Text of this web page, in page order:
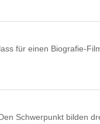
für einen Biografie-
Schwerpunkt bilden